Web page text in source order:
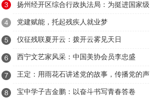
大厦招商会顺利举行
扬州经开区综合行政执法局：为挺进国家级
经开区50强贡献城管力量
党建赋能，托起残疾人就业梦
仪征残联夏开云：拨开云雾见天日
西宁文艺家风采：中国美协会员李忠盛
王定：用雨花石讲述党的故事，传播党的声
音
宝中学子吉金鹏：以奋斗书写青春答卷